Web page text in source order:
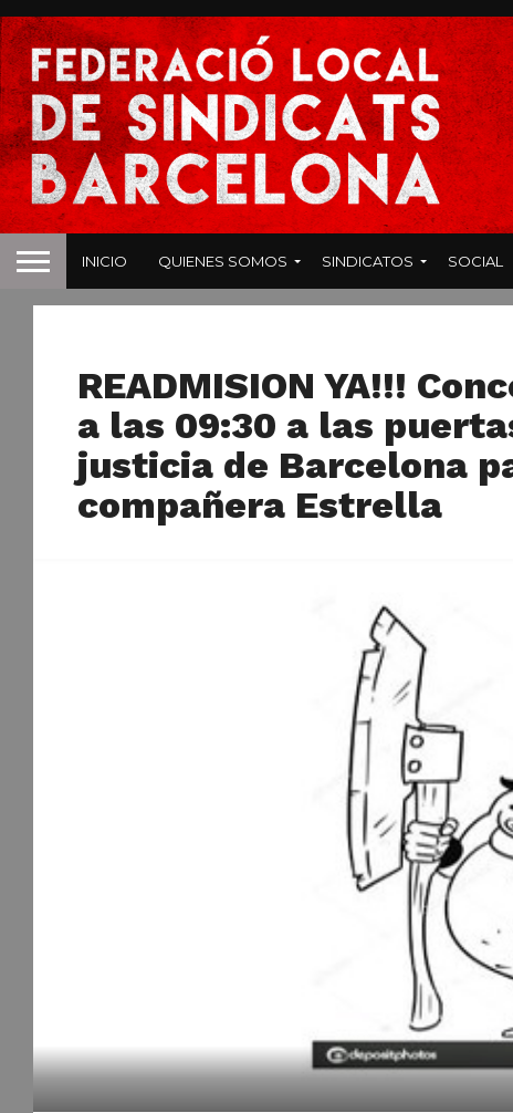
INICIO QUIENES SOMOS SINDICATOS SOCIAL
READMISION YA!!!
a las 09:30 a las
justicia de Barcelona
compañera Estrella